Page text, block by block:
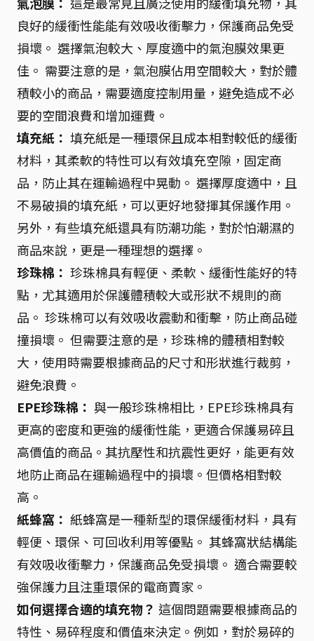
良好的緩衝性能能有效吸收衝擊力，保護商品免受
損壞。 選擇氣泡較大、厚度適中的氣泡膜效果更
佳。 需要注意的是，氣泡膜佔用空間較大，對於體
積較小的商品，需要適度控制用量，避免造成不必
要的空間浪費和增加運費。
填充紙： 填充紙是一種環保且成本相對較低的緩衝
材料，其柔軟的特性可以有效填充空隙，固定商
品，防止其在運輸過程中晃動。 選擇厚度適中，且
不易破損的填充紙，可以更好地發揮其保護作用。
另外，有些填充紙還具有防潮功能，對於怕潮濕的
商品來說，更是一種理想的選擇。
珍珠棉： 珍珠棉具有輕便、柔軟、緩衝性能好的特
點，尤其適用於保護體積較大或形狀不規則的商
品。 珍珠棉可以有效吸收震動和衝擊，防止商品碰
撞損壞。 但需要注意的是，珍珠棉的體積相對較
大，使用時需要根據商品的尺寸和形狀進行裁剪，
避免浪費。
EPE珍珠棉： 與一般珍珠棉相比，EPE珍珠棉具有
更高的密度和更強的緩衝性能，更適合保護易碎且
高價值的商品。其抗壓性和抗震性更好，能更有效
地防止商品在運輸過程中的損壞。但價格相對較
高。
紙蜂窩： 紙蜂窩是一種新型的環保緩衝材料，具有
輕便、環保、可回收利用等優點。 其蜂窩狀結構能
有效吸收衝擊力，保護商品免受損壞。 適合需要較
強保護力且注重環保的電商賣家。
如何選擇合適的填充物？ 這個問題需要根據商品的
特性、易碎程度和價值來決定。例如，對於易碎的